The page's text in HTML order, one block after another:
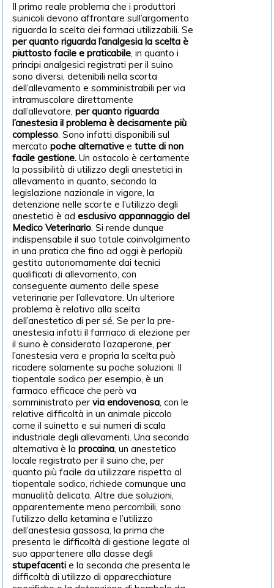
Il primo reale problema che i produttori
suinicoli devono affrontare sull’argomento
riguarda la scelta dei farmaci utilizzabili. Se
per quanto riguarda l’analgesia la scelta è
piuttosto facile e praticabile, in quanto i
principi analgesici registrati per il suino
sono diversi, detenibili nella scorta
dell’allevamento e somministrabili per via
intramuscolare direttamente
dall’allevatore,per quanto riguarda
l’anestesia il problema è decisamente più
complesso. Sono infatti disponibili sul
mercatopoche alternative etutte di non
facile gestione. Un ostacolo è certamente
la possibilità di utilizzo degli anestetici in
allevamento in quanto, secondo la
legislazione nazionale in vigore, la
detenzione nelle scorte e l’utilizzo degli
anestetici è adesclusivo appannaggio del
Medico Veterinario. Si rende dunque
indispensabile il suo totale coinvolgimento
in una pratica che fino ad oggi è perlopiù
gestita autonomamente dai tecnici
qualificati di allevamento, con
conseguente aumento delle spese
veterinarie per l’allevatore. Un ulteriore
problema è relativo alla scelta
dell’anestetico di per sé. Se per la pre-
anestesia infatti il farmaco di elezione per
il suino è considerato l’azaperone, per
l’anestesia vera e propria la scelta può
ricadere solamente su poche soluzioni. Il
tiopentale sodico per esempio, è un
farmaco efficace che però va
somministrato per via endovenosa, con le
relative difficoltà in un animale piccolo
come il suinetto e sui numeri di scala
industriale degli allevamenti. Una seconda
alternativa è la procaina, un anestetico
locale registrato per il suino che, per
quanto più facile da utilizzare rispetto al
tiopentale sodico, richiede comunque una
manualità delicata. Altre due soluzioni,
apparentemente meno percorribili, sono
l’utilizzo della ketamina e l’utilizzo
dell’anestesia gassosa, la prima che
presenta le difficoltà di gestione legate al
suo appartenere alla classe degli
stupefacenti e la seconda che presenta le
difficoltà di utilizzo di apparecchiature